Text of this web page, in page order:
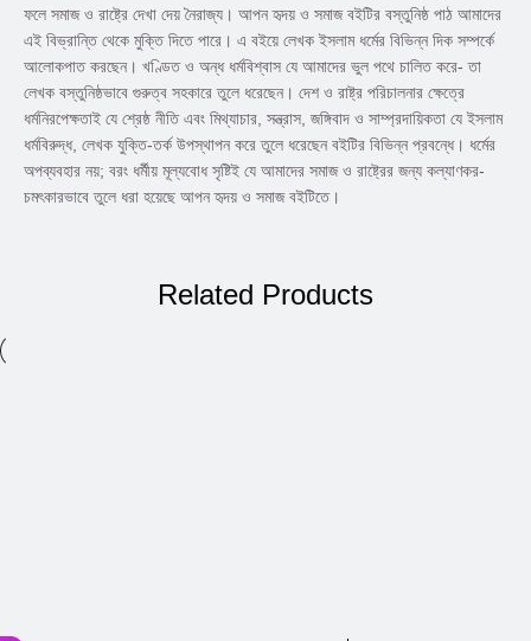
ফলে সমাজ ও রাষ্ট্রে দেখা দেয় নৈরাজ্য। আপন হৃদয় ও সমাজ বইটির বস্তুনিষ্ঠ পাঠ আমাদের
এই বিভ্রান্তি থেকে মুক্তি দিতে পারে। এ বইয়ে লেখক ইসলাম ধর্মের বিভিন্ন দিক সম্পর্কে
আলোকপাত করছেন। খণ্ডিত ও অন্ধ ধর্মবিশ্বাস যে আমাদের ভুল পথে চালিত করে- তা
লেখক বস্তুনিষ্ঠভাবে গুরুত্ব সহকারে তুলে ধরেছেন। দেশ ও রাষ্ট্র পরিচালনার ক্ষেত্রে
ধর্মনিরপেক্ষতাই যে শ্রেষ্ঠ নীতি এবং মিথ্যাচার, সন্ত্রাস, জঙ্গিবাদ ও সাম্প্রদায়িকতা যে ইসলাম
ধর্মবিরুদ্ধ, লেখক যুক্তি-তর্ক উপস্থাপন করে তুলে ধরেছেন বইটির বিভিন্ন প্রবন্ধে। ধর্মের
অপব্যবহার নয়; বরং ধর্মীয় মূল্যবোধ সৃষ্টিই যে আমাদের সমাজ ও রাষ্ট্রের জন্য কল্যাণকর-
চমৎকারভাবে তুলে ধরা হয়েছে আপন হৃদয় ও সমাজ বইটিতে।
Related Products